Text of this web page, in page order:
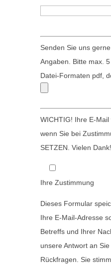
a
s
s
e
d
i
e
s
e
l
d
l
e
e
i
t
t
a
s
i
e
s
e
F
Senden Sie uns
Angaben. Bitte max.
Datei-Formaten pdf,
WICHTIG! Ihre E-Mail
wenn Sie bei
SETZEN. Vielen Dank!
Ihre Zustimmung
Dieses Formular
Ihre E-Mail-Adresse
Betreffs und Ihrer
unsere Antwort an
Rückfragen. Sie